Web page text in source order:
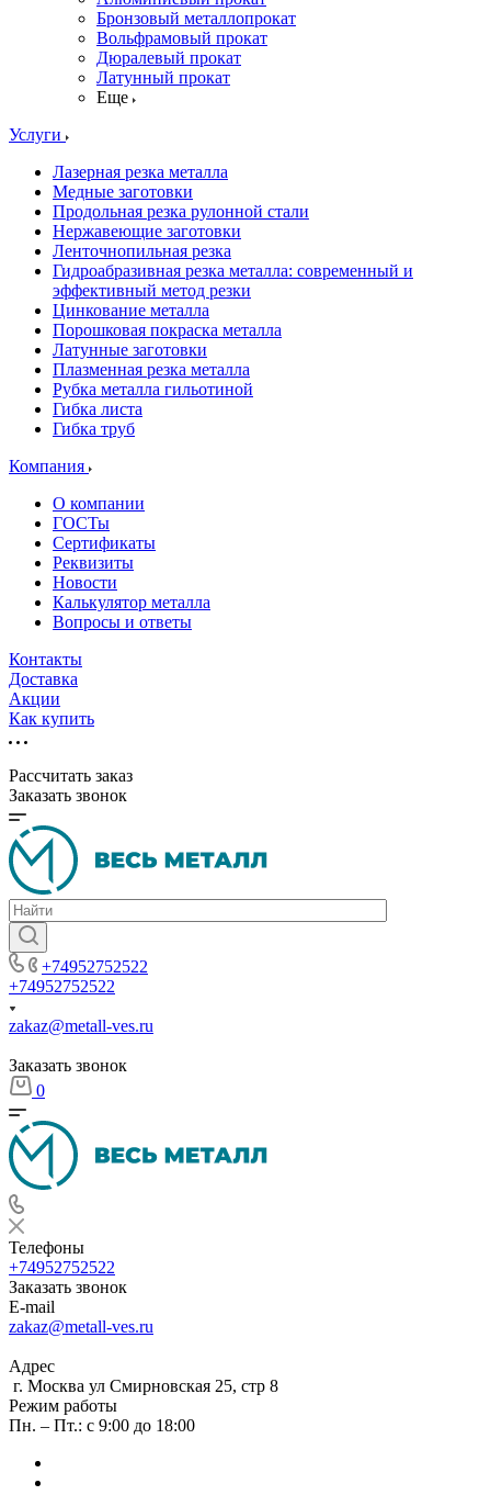
Бронзовый металлопрокат
Вольфрамовый прокат
Дюралевый прокат
Латунный прокат
Еще
Услуги
Лазерная резка металла
Медные заготовки
Продольная резка рулонной стали
Нержавеющие заготовки
Ленточнопильная резка
Гидроабразивная резка металла: современный и
эффективный метод резки
Цинкование металла
Порошковая покраска металла
Латунные заготовки
Плазменная резка металла
Рубка металла гильотиной
Гибка листа
Гибка труб
Компания
О компании
ГОСТы
Сертификаты
Реквизиты
Новости
Калькулятор металла
Вопросы и ответы
Контакты
Доставка
Акции
Как купить
Рассчитать заказ
Заказать звонок
+74952752522
+74952752522
zakaz@metall-ves.ru
Заказать звонок
0
Телефоны
+74952752522
Заказать звонок
E-mail
zakaz@metall-ves.ru
Адрес
г. Москва ул Смирновская 25, стр 8
Режим работы
Пн. – Пт.: с 9:00 до 18:00